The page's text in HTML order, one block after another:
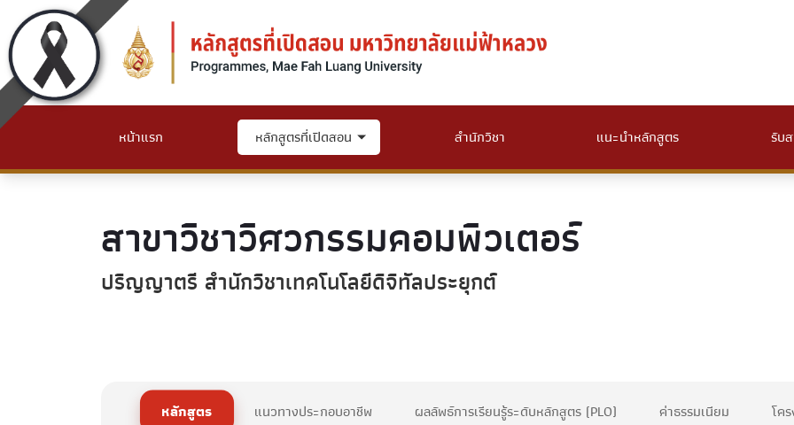
หน้าแรก หลักสูตรที่เปิดสอน สำนักวิชา แนะนำหลักสูตร รับ
สาขาวิชาวิศวกรรมคอมพิวเตอร์
ปริญญาตรี สำนักวิชาเทคโนโลยีดิจิทัลประยุกต์
หลักสูตร แนวทางประกอบอาชีพ ผลลัพธ์การเรียนรู้ระดับหลักสูตร (PLO) ค่าธรรมเนียม โค